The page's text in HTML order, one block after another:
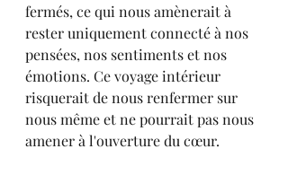
fermés, ce qui nous amènerait à
rester uniquement connecté à nos
pensées, nos sentiments et nos
émotions. Ce voyage intérieur
risquerait de nous renfermer sur
nous même et ne pourrait pas nous
amener à l'ouverture du cœur.